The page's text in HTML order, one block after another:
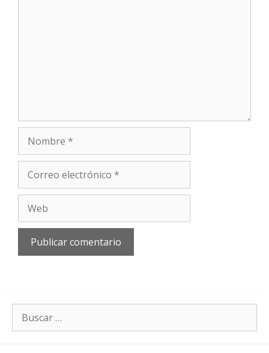
electrónico
Buscar: